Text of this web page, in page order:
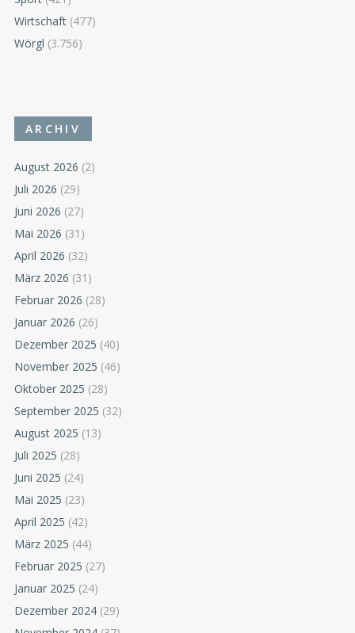
Wirtschaft (477)
Wörgl (3.756)
ARCHIV
August 2026 (2)
Juli 2026 (29)
Juni 2026 (27)
Mai 2026 (31)
April 2026 (32)
März 2026 (31)
Februar 2026 (28)
Januar 2026 (26)
Dezember 2025 (40)
November 2025 (46)
Oktober 2025 (28)
September 2025 (32)
August 2025 (13)
Juli 2025 (28)
Juni 2025 (24)
Mai 2025 (23)
April 2025 (42)
März 2025 (44)
Februar 2025 (27)
Januar 2025 (24)
Dezember 2024 (29)